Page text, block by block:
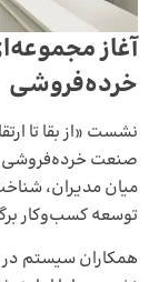
آغاز
خرده‌فروشی
نشست «از بقا تا
صنعت خرده‌فروشی
میان مدیران،
توسعه کسب‌وکار
همکاران سیستم در